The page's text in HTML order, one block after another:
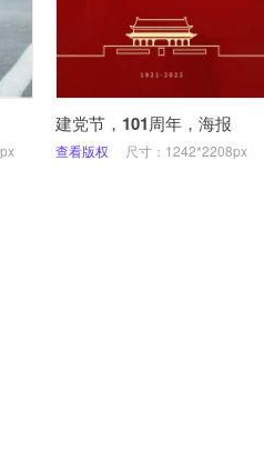
建党节，101周年，海报
查看版权 尺寸：1242*2208px